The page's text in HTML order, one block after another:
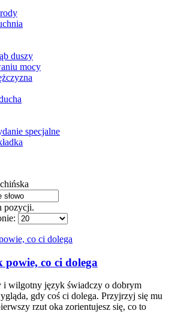
duszy
mocy
specjalne
pozycji.
co ci dolega
i wilgotny język świadczy o dobrym
gdy coś ci dolega. Przyjrzyj się mu
rzut oka zorientujesz się, co to